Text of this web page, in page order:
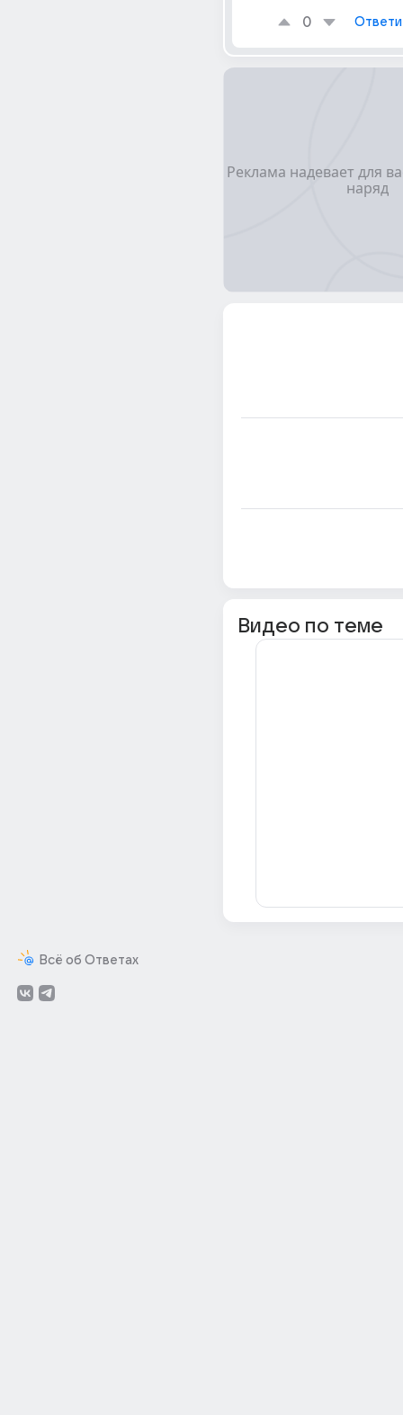
Всё об Ответах
0
Видео по теме